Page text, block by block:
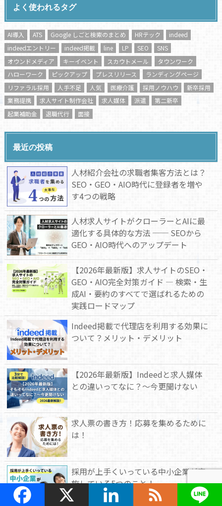
よく使われるタグ
AI導入 ATS Google しごと検索のまとめ HRテック
indeed
indeedエントリー
indeed掲載 line LP SEO
SNS
オウンドメディア
キーイベント スカウトメール
タウンワーク
ハローワーク
ピックアップ プレスリリース
ランディングページ
リファラル採用
人手不足 人気 医療介護 採用ノウハウ
新卒採用
業務提携
求人サイト制作会社 求人媒体 派遣
第二新卒
起業補助金
退職代行 面接
最近の投稿
人材紹介会社の求職者集客方法とは？
SEO・GEO・AIO時代に登録者を増や
す4つの戦略
人材求人サイトがクローラーとAIに最
適化する具体的な方法 ── SEOから
GEO・AIO時代へのアップデート
【2026年最新版】求人サイトのSEO・
GEO・AIO完全対策ガイド — 検索・生
成AI・要約のすべてで選ばれるための
実践ロードマップ
Indeed掲載で代理店を利用する効果に
ついて？メリット・デメリット
【2026年最新版】Indeedと求人媒体
との違いってなに？～今更聞けない
求人票の書き方！応募を集めるために
は！
採用が上手くいっている中小企業が実
施している5つのこと！